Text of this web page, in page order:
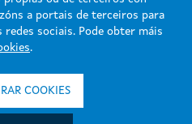
a portais de terceiros para
sociais. Pode obter máis
.
COOKIES